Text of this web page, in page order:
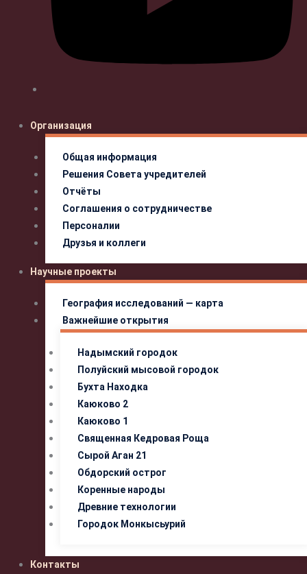
Организация
Общая информация
Решения Совета учредителей
Отчёты
Соглашения о сотрудничестве
Персоналии
Друзья и коллеги
Научные проекты
География исследований — карта
Важнейшие открытия
Надымский городок
Полуйский мысовой городок
Бухта Находка
Каюково 2
Каюково 1
Священная Кедровая Роща
Сырой Аган 21
Обдорский острог
Коренные народы
Древние технологии
Городок Монкысьурий
Контакты